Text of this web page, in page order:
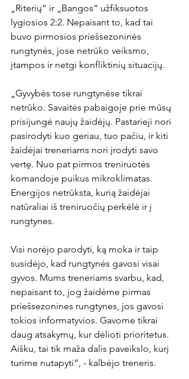
„Riterių“ ir „Bangos“ užfiksuotos
lygiosios 2:2. Nepaisant to, kad tai
buvo pirmosios priešsezoninės
rungtynės, jose netrūko veiksmo,
įtampos ir netgi konfliktinių situacijų.
„Gyvybės tose rungtynėse tikrai
netrūko. Savaitės pabaigoje prie mūsų
prisijungė naujų žaidėjų. Pastarieji nori
pasirodyti kuo geriau, tuo pačiu, ir kiti
žaidėjai treneriams nori įrodyti savo
vertę. Nuo pat pirmos treniruotės
komandoje puikus mikroklimatas.
Energijos netrūksta, kurią žaidėjai
natūraliai iš treniruočių perkėlė ir į
rungtynes.
Visi norėjo parodyti, ką moka ir taip
susidėjo, kad rungtynės gavosi visai
gyvos. Mums treneriams svarbu, kad,
nepaisant to, jog žaidėme pirmas
priešsezonines rungtynes, jos gavosi
tokios informatyvios. Gavome tikrai
daug atsakymų, kur dėlioti prioritetus.
Aišku, tai tik maža dalis paveikslo, kurį
turime nutapyti“, - kalbėjo treneris.